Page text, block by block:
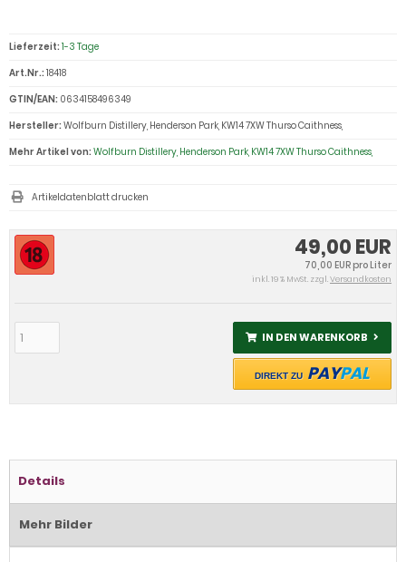
49,00 EUR
70,00 EUR pro Liter
inkl. 19 % MwSt. zzgl.Versandkosten
IN DEN WARENKORB
DIREKT ZU PAYPAL
Lieferzeit: 1-3 Tage
Art.Nr.: 18418
GTIN/EAN: 0634158496349
Hersteller: Wolfburn Distillery, Henderson Park, KW14 7XW Thurso Caithness,
Mehr Artikel von: Wolfburn Distillery, Henderson Park, KW14 7XW Thurso Caithness,
Artikeldatenblatt drucken
Details
Mehr Bilder